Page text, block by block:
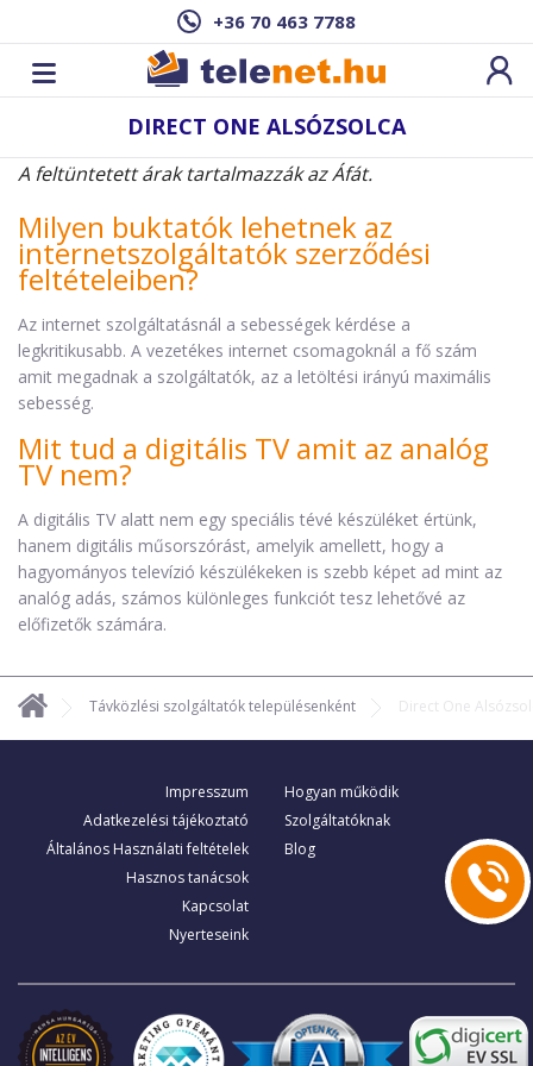
+36 70 463 7788
DIRECT ONE ALSÓZSOLCA
A feltüntetett árak tartalmazzák az Áfát.
Milyen buktatók lehetnek az
internetszolgáltatók szerződési
feltételeiben?
Az internet szolgáltatásnál a sebességek kérdése a
legkritikusabb. A vezetékes internet csomagoknál a fő szám
amit megadnak a szolgáltatók, az a letöltési irányú maximális
sebesség.
Mit tud a digitális TV amit az analóg
TV nem?
A digitális TV alatt nem egy speciális tévé készüléket értünk,
hanem digitális műsorszórást, amelyik amellett, hogy a
hagyományos televízió készülékeken is szebb képet ad mint az
analóg adás, számos különleges funkciót tesz lehetővé az
előfizetők számára.
Távközlési szolgáltatók településenként Direct One
Impresszum
Adatkezelési tájékoztató
Általános Használati feltételek
Hasznos tanácsok
Kapcsolat
Nyerteseink
Hogyan működik
Szolgáltatóknak
Blog